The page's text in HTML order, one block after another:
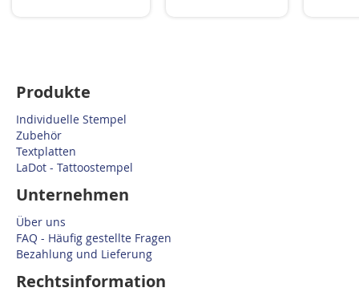
Produkte
Individuelle Stempel
Zubehör
Textplatten
LaDot - Tattoostempel
Unternehmen
Über uns
FAQ - Häufig gestellte Fragen
Bezahlung und Lieferung
Rechtsinformation